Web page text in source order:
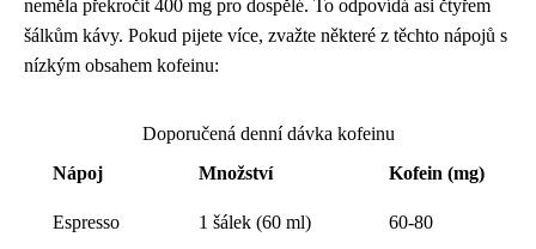
neměla překročit 400 mg pro dospělé. To odpovídá asi čtyřem
šálkům kávy. Pokud pijete více, zvažte některé z těchto nápojů s
nízkým obsahem kofeinu:
Doporučená denní dávka kofeinu
Nápoj
Množství Kofein (mg)
Espresso 1 šálek (60 ml) 60-80